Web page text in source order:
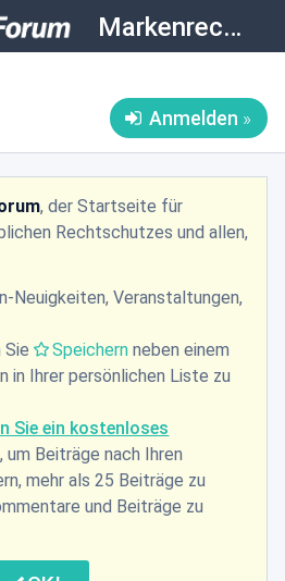
Markenrecht
Anmelden
, der Startseite für
Rechtschutzes und allen,
Neuigkeiten, Veranstaltungen,
Sie
Speichern neben einem
in Ihrer persönlichen Liste zu
Sie ein kostenloses
, um Beiträge nach Ihren
mehr als 25 Beiträge zu
und Beiträge zu